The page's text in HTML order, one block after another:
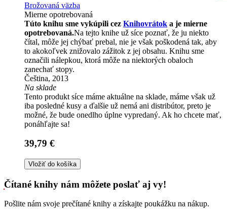
Brožovaná väzba
Mierne opotrebovaná
Túto knihu sme vykúpili cez Knihovrátok a je mierne
opotrebovaná.Na tejto knihe už síce poznať, že ju niekto
čítal, môže jej chýbať prebal, nie je však poškodená tak, aby
to akokoľvek znižovalo zážitok z jej obsahu. Knihu sme
označili nálepkou, ktorá môže na niektorých obaloch
zanechať stopy.
Čeština, 2013
Na sklade
Tento produkt síce máme aktuálne na sklade, máme však už
iba posledné kusy a ďalšie už nemá ani distribútor, preto je
možné, že bude onedlho úplne vypredaný. Ak ho chcete mať,
ponáhľajte sa!
39,79 €
Vložiť do košíka
Čítané knihy nám môžete poslať aj vy!
Pošlite nám svoje prečítané knihy a získajte poukážku na nákup.